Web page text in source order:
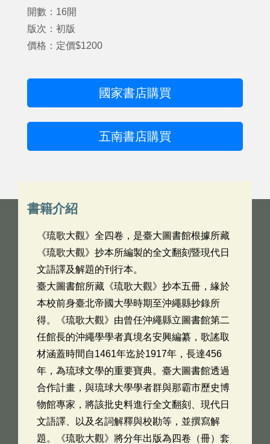
開數：16開
版次：初版
價格：定價$1200
國家書店購買
五南書店購買
書籍介紹
《琉歌大觀》全四卷，是臺大圖書館根據所藏
《琉歌大觀》抄本所編製的全文翻刻暨現代日
文語譯及解題的刊行本。
臺大圖書館所藏《琉歌大觀》抄本五冊，緣於
本校前身臺北帝國大學時期至沖繩縣抄錄所
得。《琉歌大觀》由曾任沖繩縣立圖書館第二
任館長的沖繩學學者真境名安興編纂，歌謠取
材涵蓋時間自1461年迄於1917年，長達456
年，為琉球文學的重要寶典。臺大圖書館透過
合作計畫，與琉球大學學者群與那霸市歷史博
物館專家，將該批史料進行全文翻刻、現代日
文語譯、以及名詞解釋與校勘等，並撰寫解
題。《琉歌大觀》將分年出版為四卷（冊）套